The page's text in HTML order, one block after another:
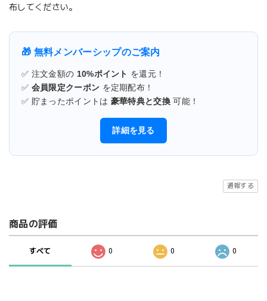
布してください。
🎁 無料メンバーシップのご案内
✅ 注文金額の 10%ポイント を還元！
✅ 会員限定クーポン を定期配布！
✅ 貯まったポイントは 豪華特典と交換 可能！
詳細を見る
通報する
商品の評価
すべて 0 0 0